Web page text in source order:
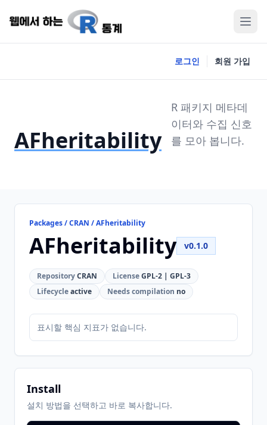
로그인 회원 가입
AFheritability
R 패키지 메타데
이터와 수집 신호
를 모아 봅니다.
Packages / CRAN / AFheritability
AFheritability v0.1.0
RepositoryCRAN LicenseGPL-2 | GPL-3
Lifecycleactive Needs compilation no
표시할 핵심 지표가 없습니다.
Install
설치 방법을 선택하고 바로 복사합니다.